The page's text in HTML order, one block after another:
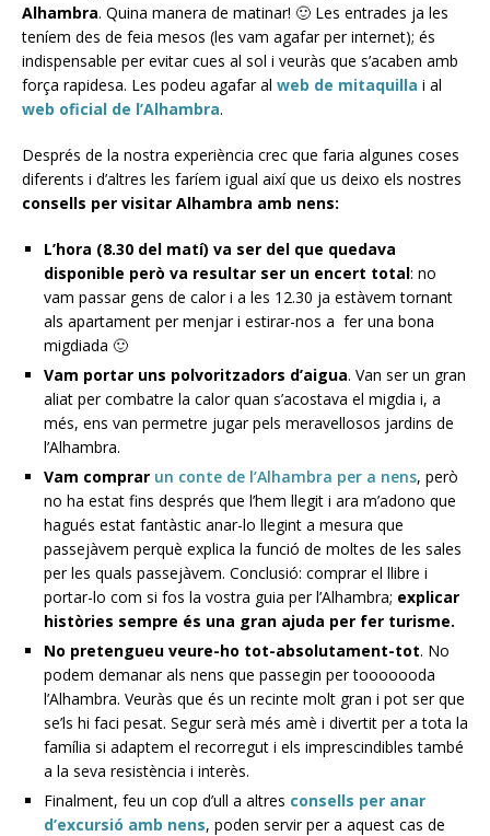
Alhambra. Quina manera de matinar! 🙂 Les entrades ja les
teníem des de feia mesos (les vam agafar per internet); és
indispensable per evitar cues al sol i veuràs que s’acaben amb
força rapidesa. Les podeu agafar al web de mitaquilla i al
web oficial de l’Alhambra.
Després de la nostra experiència crec que faria algunes coses
diferents i d’altres les faríem igual així que us deixo els nostres
consells per visitar Alhambra amb nens:
L’hora (8.30 del matí) va ser del que quedava
disponible però va resultar ser un encert total: no
vam passar gens de calor i a les 12.30 ja estàvem tornant
als apartament per menjar i estirar-nos a fer una bona
migdiada 🙂
Vam portar uns polvoritzadors d’aigua. Van ser un gran
aliat per combatre la calor quan s’acostava el migdia i, a
més, ens van permetre jugar pels meravellosos jardins de
l’Alhambra.
Vam comprar un conte de l’Alhambra per a nens, però
no ha estat fins després que l’hem llegit i ara m’adono que
hagués estat fantàstic anar-lo llegint a mesura que
passejàvem perquè explica la funció de moltes de les sales
per les quals passejàvem. Conclusió: comprar el llibre i
portar-lo com si fos la vostra guia per l’Alhambra; explicar
històries sempre és una gran ajuda per fer turisme.
No pretengueu veure-ho tot-absolutament-tot. No
podem demanar als nens que passegin per tooooooda
l’Alhambra. Veuràs que és un recinte molt gran i pot ser que
se’ls hi faci pesat. Segur serà més amè i divertit per a tota la
família si adaptem el recorregut i els imprescindibles també
a la seva resistència i interès.
Finalment, feu un cop d’ull a altres consells per anar
d’excursió amb nens, poden servir per a aquest cas de